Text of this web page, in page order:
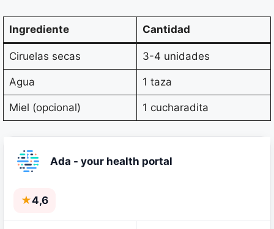
Ingrediente Cantidad
Ciruelas secas 3-4 unidades
Agua 1 taza
Miel (opcional) 1 cucharadita
Ada - your health portal
★4,6